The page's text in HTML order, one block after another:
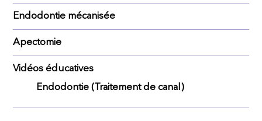
Endodontie mécanisée
Apectomie
Vidéos éducatives
Endodontie (Traitement de canal)